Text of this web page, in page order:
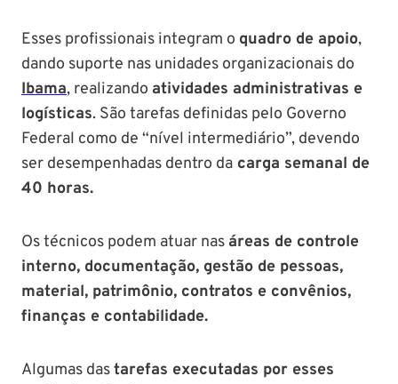
Esses profissionais integram o quadro de apoio,
dando suporte nas unidades organizacionais do
Ibama, realizando atividades administrativas e
logísticas. São tarefas definidas pelo Governo
Federal como de “nível intermediário”, devendo
ser desempenhadas dentro da carga semanal de
40 horas.
Os técnicos podem atuar nas áreas de controle
interno, documentação, gestão de pessoas,
material, patrimônio, contratos e convênios,
finanças e contabilidade.
Algumas dastarefas executadas por esses